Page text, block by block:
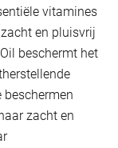
vitamines
en pluisvrij
beschermt het
zacht en